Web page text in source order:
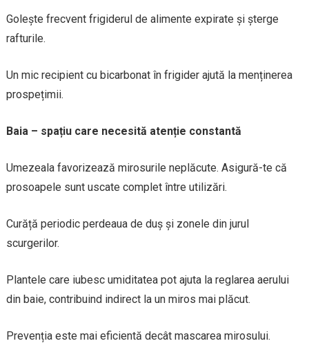
Golește frecvent frigiderul de alimente expirate și șterge
rafturile.
Un mic recipient cu bicarbonat în frigider ajută la menținerea
prospețimii.
Baia – spațiu care necesită atenție constantă
Umezeala favorizează mirosurile neplăcute. Asigură-te că
prosoapele sunt uscate complet între utilizări.
Curăță periodic perdeaua de duș și zonele din jurul
scurgerilor.
Plantele care iubesc umiditatea pot ajuta la reglarea aerului
din baie, contribuind indirect la un miros mai plăcut.
Prevenția este mai eficientă decât mascarea mirosului.